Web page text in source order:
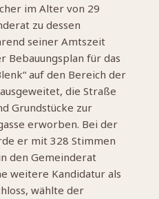
im Alter von 29
zu dessen
seiner Amtszeit
Bebauungsplan für das
auf den Bereich der
die Straße
Grundstücke zur
erworben. Bei der
er mit 328 Stimmen
den Gemeinderat
weitere Kandidatur als
wählte der